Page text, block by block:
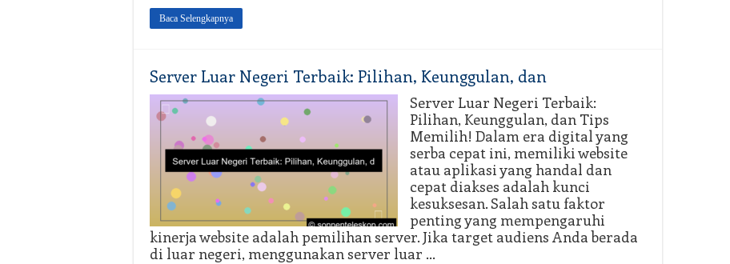
Baca Selengkapnya
Server Luar Negeri Terbaik: Pilihan, Keunggulan, dan
Server Luar Negeri Terbaik:
Pilihan, Keunggulan, dan Tips
Memilih! Dalam era digital yang
serba cepat ini, memiliki website
atau aplikasi yang handal dan
cepat diakses adalah kunci
kesuksesan. Salah satu faktor
penting yang mempengaruhi
kinerja website adalah pemilihan server. Jika target audiens Anda berada
di luar negeri, menggunakan server luar …